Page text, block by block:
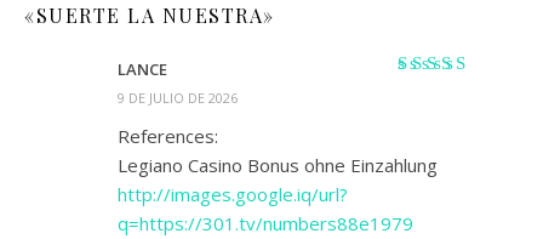
«SUERTE LA NUESTRA»
LANCE
9 DE JULIO DE 2026
References:
Legiano Casino Bonus ohne Einzahlung
http://images.google.iq/url?
q=https://301.tv/numbers88e1979